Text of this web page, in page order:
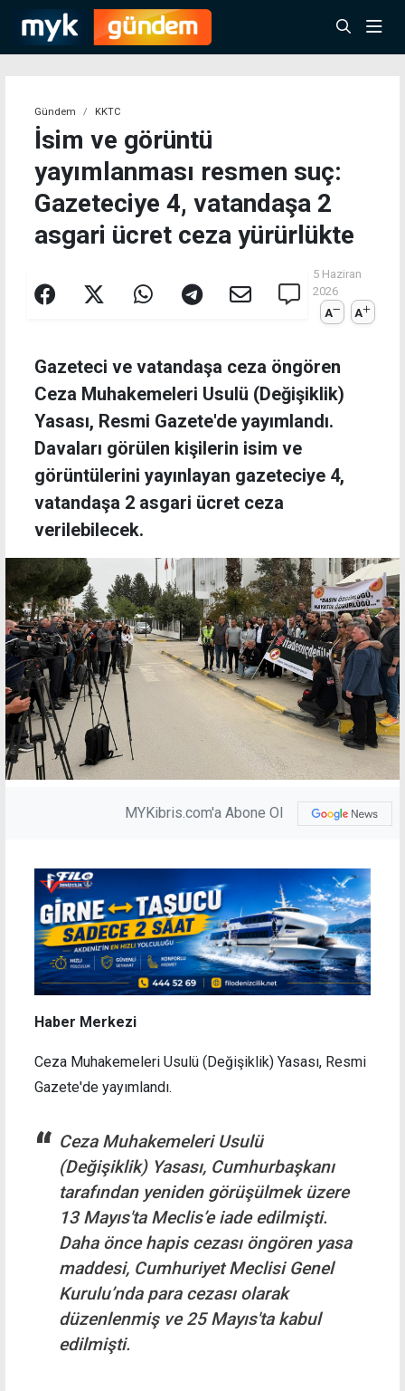
Gündem KKTC
İsim ve görüntü
yayımlanması resmen suç:
Gazeteciye 4, vatandaşa 2
asgari ücret ceza yürürlükte
5 Haziran
2026
A
A
Gazeteci ve vatandaşa ceza öngören
Ceza Muhakemeleri Usulü (Değişiklik)
Yasası, Resmi Gazete'de yayımlandı.
Davaları görülen kişilerin isim ve
görüntülerini yayınlayan gazeteciye 4,
vatandaşa 2 asgari ücret ceza
verilebilecek.
MYKibris.com'a Abone Ol
Haber Merkezi
Ceza Muhakemeleri Usulü (Değişiklik) Yasası, Resmi
Gazete'de yayımlandı.
Ceza Muhakemeleri Usulü
(Değişiklik) Yasası, Cumhurbaşkanı
tarafından yeniden görüşülmek üzere
13 Mayıs'ta Meclis’e iade edilmişti.
Daha önce hapis cezası öngören yasa
maddesi, Cumhuriyet Meclisi Genel
Kurulu’nda para cezası olarak
düzenlenmiş ve 25 Mayıs'ta kabul
edilmişti.